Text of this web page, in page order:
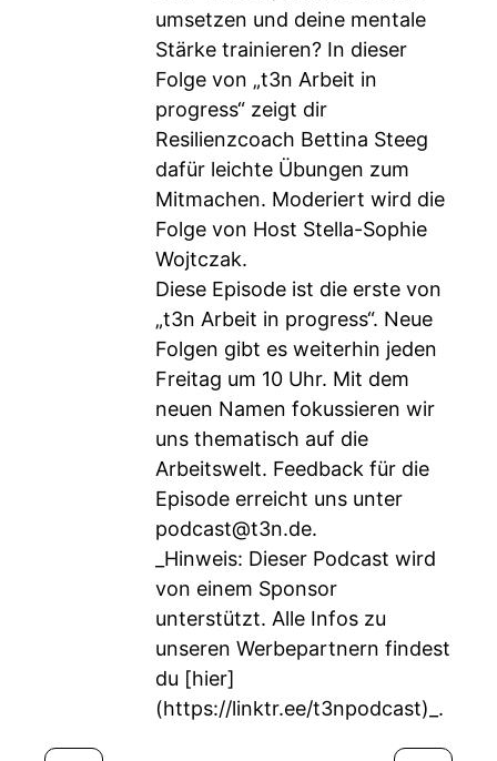
umsetzen und deine mentale
Stärke trainieren? In dieser
Folge von „t3n Arbeit in
progress“ zeigt dir
Resilienzcoach Bettina Steeg
dafür leichte Übungen zum
Mitmachen. Moderiert wird die
Folge von Host Stella-Sophie
Wojtczak.
Diese Episode ist die erste von
„t3n Arbeit in progress“. Neue
Folgen gibt es weiterhin jeden
Freitag um 10 Uhr. Mit dem
neuen Namen fokussieren wir
uns thematisch auf die
Arbeitswelt. Feedback für die
Episode erreicht uns unter
podcast@t3n.de.
_Hinweis: Dieser Podcast wird
von einem Sponsor
unterstützt. Alle Infos zu
unseren Werbepartnern findest
du [hier]
(https://linktr.ee/t3npodcast)_ .